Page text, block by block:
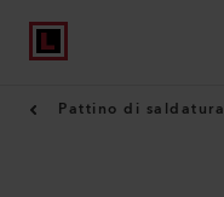
Pattino di saldatura